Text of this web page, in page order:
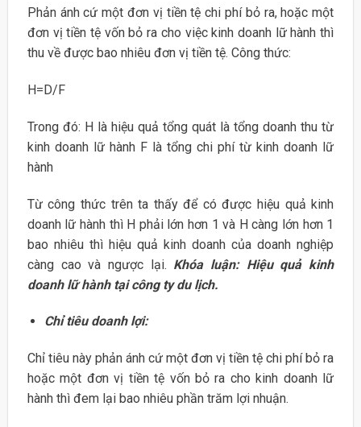
Phản ánh cứ một đơn vị tiền tệ chi phí bỏ ra, hoặc một
đơn vị tiền tệ vốn bỏ ra cho việc kinh doanh lữ hành thì
thu về được bao nhiêu đơn vị tiền tệ. Công thức:
H=D/F
Trong đó: H là hiệu quả tổng quát là tổng doanh thu từ
kinh doanh lữ hành F là tổng chi phí từ kinh doanh lữ
hành
Từ công thức trên ta thấy để có được hiệu quả kinh
doanh lữ hành thì H phải lớn hơn 1 và H càng lớn hơn 1
bao nhiêu thì hiệu quả kinh doanh của doanh nghiệp
càng cao và ngược lại. Khóa luận: Hiệu quả kinh
doanh lữ hành tại công ty du lịch.
Chỉ tiêu doanh lợi:
Chỉ tiêu này phản ánh cứ một đơn vị tiền tệ chi phí bỏ ra
hoặc một đơn vị tiền tệ vốn bỏ ra cho kinh doanh lữ
hành thì đem lại bao nhiêu phần trăm lợi nhuận.